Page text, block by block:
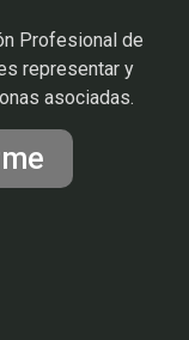
Profesional de
representar y
asociadas.